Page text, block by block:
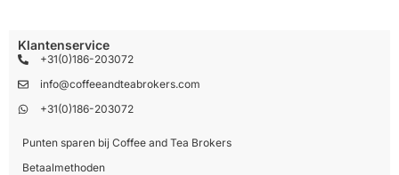
Klantenservice
+31(0)186-203072
info@coffeeandteabrokers.com
+31(0)186-203072
Punten sparen bij Coffee and Tea Brokers
Betaalmethoden